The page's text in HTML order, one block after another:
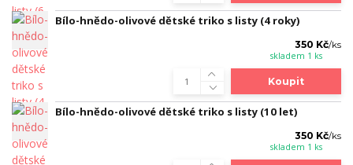
Bílo-hnědo-olivové dětské triko s listy (4 roky)
350 Kč/ks
skladem 1 ks
Koupit
Bílo-hnědo-olivové dětské triko s listy (10 let)
350 Kč/ks
skladem 1 ks